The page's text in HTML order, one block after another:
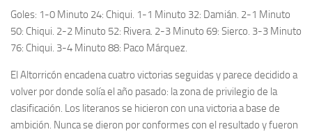
Goles: 1-0 Minuto 24: Chiqui. 1-1 Minuto 32: Damián. 2-1 Minuto
50: Chiqui. 2-2 Minuto 52: Rivera. 2-3 Minuto 69: Sierco. 3-3 Minuto
76: Chiqui. 3-4 Minuto 88: Paco Márquez.
El Altorricón encadena cuatro victorias seguidas y parece decidido a
volver por donde solía el año pasado: la zona de privilegio de la
clasificación. Los literanos se hicieron con una victoria a base de
ambición. Nunca se dieron por conformes con el resultado y fueron